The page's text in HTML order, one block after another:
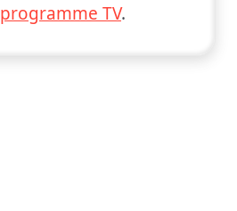
programme TV.